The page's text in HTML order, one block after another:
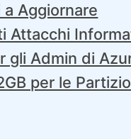
Aggiornare
Attacchi
gli Admin di
per le